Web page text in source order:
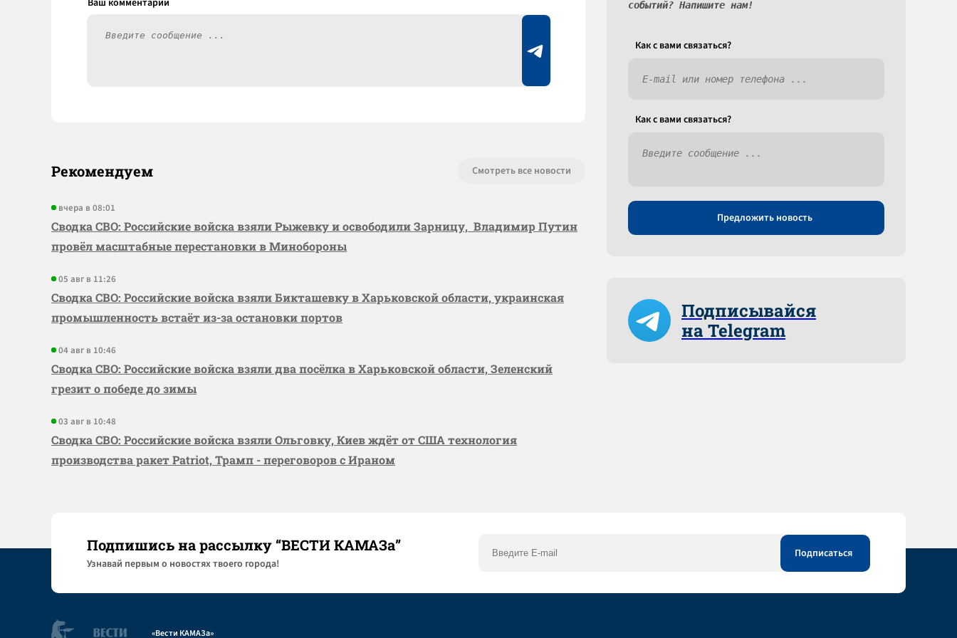
Рекомендуем Смотреть все новости
вчера в 08:01
Сводка СВО: Российские войска взяли Рыжевку и освободили Зарницу, Владимир Путин
провёл масштабные перестановки в Минобороны
05 авг в 11:26
Сводка СВО: Российские войска взяли Бикташевку в Харьковской области, украинская
промышленность встаёт из-за остановки портов
04 авг в 10:46
Сводка СВО: Российские войска взяли два посёлка в Харьковской области, Зеленский
грезит о победе до зимы
03 авг в 10:48
Сводка СВО: Российские войска взяли Ольговку, Киев ждёт от США технология
производства ракет Patriot, Трамп - переговоров с Ираном
событий? Напишите нам!
Как c вами связаться?
Как c вами связаться?
Предложить новость
Подписывайся
на Telegram
Подпишись на рассылку “ВЕСТИ КАМАЗа”
Узнaвай первым о новостях твоего города!
«Вести КАМАЗа»